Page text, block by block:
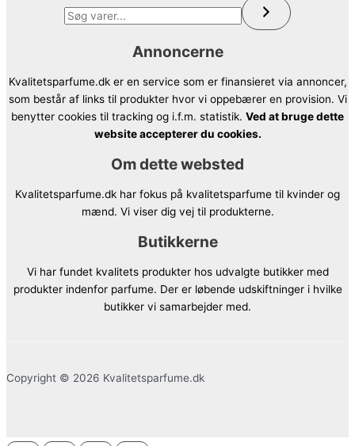
Annoncerne
Kvalitetsparfume.dk er en service som er finansieret via annoncer,
som består af links til produkter hvor vi oppebærer en provision. Vi
benytter cookies til tracking og i.f.m. statistik. Ved at bruge dette
website accepterer du cookies.
Om dette websted
Kvalitetsparfume.dk har fokus på kvalitetsparfume til kvinder og
mænd. Vi viser dig vej til produkterne.
Butikkerne
Vi har fundet kvalitets produkter hos udvalgte butikker med
produkter indenfor parfume. Der er løbende udskiftninger i hvilke
butikker vi samarbejder med.
Copyright © 2026 Kvalitetsparfume.dk